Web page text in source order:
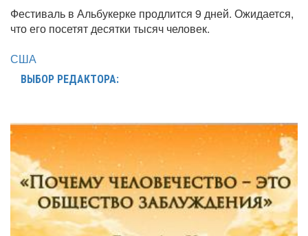
Фестиваль в Альбукерке продлится 9 дней. Ожидается,
что его посетят десятки тысяч человек.
США
ВЫБОР РЕДАКТОРА: